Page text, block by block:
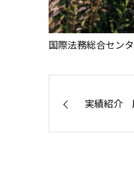
国際法務総合セン
実績紹介